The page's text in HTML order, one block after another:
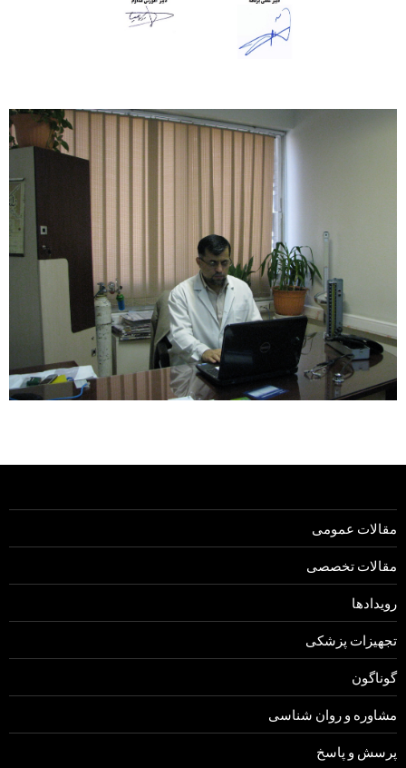
مقالات عمومی
مقالات تخصصی
رویدادها
تجهیزات پزشکی
گوناگون
مشاوره و روان شناسی
پرسش و پاسخ